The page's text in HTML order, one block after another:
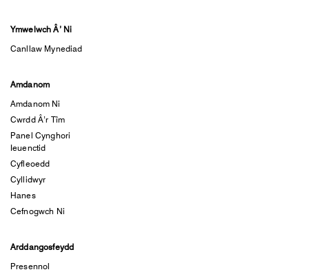
Ymwelwch Â’ Ni
Canllaw Mynediad
Amdanom
Amdanom Ni
Cwrdd Â’r Tîm
Panel Cynghori
Ieuenctid
Cyfleoedd
Cyllidwyr
Hanes
Cefnogwch Ni
Arddangosfeydd
Presennol